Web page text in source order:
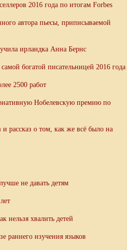
2016 года по итогам Forbes
автора пьесы, приписываемой
ирландка Анна Бернс
богатой писательницей 2016 года
2500 работ
Нобелевскую премию по
рассказ о том, как же всё было на
не давать детям
нельзя хвалить детей
раннего изучения языков